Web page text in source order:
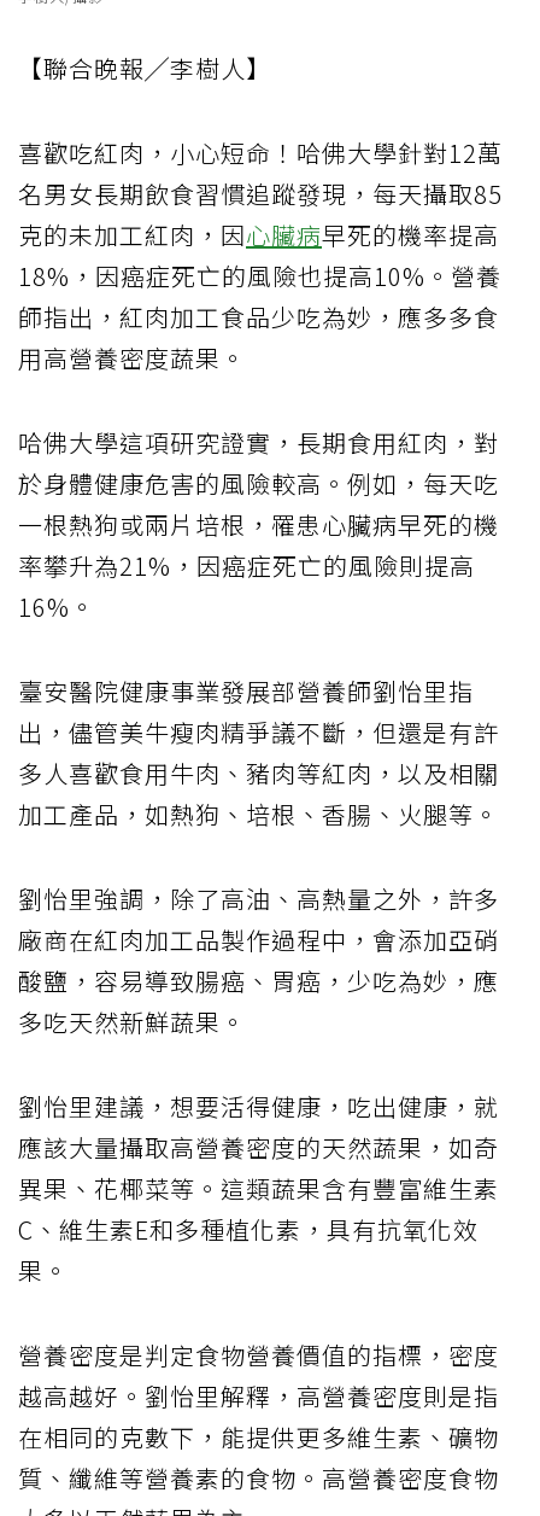
【聯合晚報╱李樹人】
喜歡吃紅肉，小心短命！哈佛大學針對12萬
名男女長期飲食習慣追蹤發現，每天攝取85
克的未加工紅肉，因心臟病早死的機率提高
18%，因癌症死亡的風險也提高10%。營養
師指出，紅肉加工食品少吃為妙，應多多食
用高營養密度蔬果。
哈佛大學這項研究證實，長期食用紅肉，對
於身體健康危害的風險較高。例如，每天吃
一根熱狗或兩片培根，罹患心臟病早死的機
率攀升為21%，因癌症死亡的風險則提高
16%。
臺安醫院健康事業發展部營養師劉怡里指
出，儘管美牛瘦肉精爭議不斷，但還是有許
多人喜歡食用牛肉、豬肉等紅肉，以及相關
加工產品，如熱狗、培根、香腸、火腿等。
劉怡里強調，除了高油、高熱量之外，許多
廠商在紅肉加工品製作過程中，會添加亞硝
酸鹽，容易導致腸癌、胃癌，少吃為妙，應
多吃天然新鮮蔬果。
劉怡里建議，想要活得健康，吃出健康，就
應該大量攝取高營養密度的天然蔬果，如奇
異果、花椰菜等。這類蔬果含有豐富維生素
C、維生素E和多種植化素，具有抗氧化效
果。
營養密度是判定食物營養價值的指標，密度
越高越好。劉怡里解釋，高營養密度則是指
在相同的克數下，能提供更多維生素、礦物
質、纖維等營養素的食物。高營養密度食物